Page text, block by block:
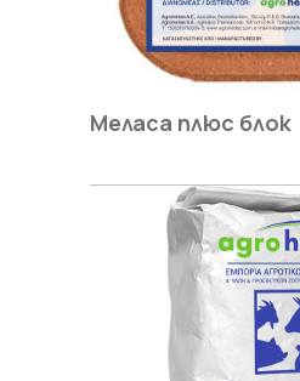
Меласа плюс блок